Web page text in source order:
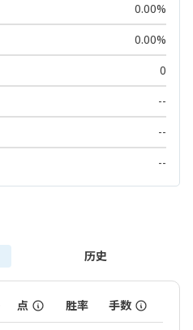
0.00%
0.00%
0
--
--
--
历史
点 胜率 手数